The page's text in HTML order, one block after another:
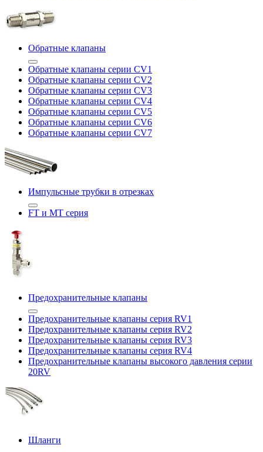
Обратные клапаны
Обратные клапаны серии CV1
Обратные клапаны серии CV2
Обратные клапаны серии CV3
Обратные клапаны серии CV4
Обратные клапаны серии CV5
Обратные клапаны серии CV6
Обратные клапаны серии CV7
Импульсные трубки в отрезках
FT и MT серия
Предохранительные клапаны
Предохранительные клапаны серия RV1
Предохранительные клапаны серия RV2
Предохранительные клапаны серия RV3
Предохранительные клапаны серия RV4
Предохранительные клапаны высокого давления серии
20RV
Шланги